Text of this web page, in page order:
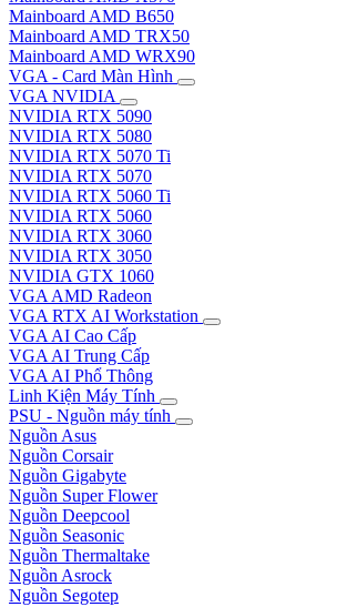
Mainboard AMD B650
Mainboard AMD TRX50
Mainboard AMD WRX90
VGA - Card Màn Hình
VGA NVIDIA
NVIDIA RTX 5090
NVIDIA RTX 5080
NVIDIA RTX 5070 Ti
NVIDIA RTX 5070
NVIDIA RTX 5060 Ti
NVIDIA RTX 5060
NVIDIA RTX 3060
NVIDIA RTX 3050
NVIDIA GTX 1060
VGA AMD Radeon
VGA RTX AI Workstation
VGA AI Cao Cấp
VGA AI Trung Cấp
VGA AI Phổ Thông
Linh Kiện Máy Tính
PSU - Nguồn máy tính
Nguồn Asus
Nguồn Corsair
Nguồn Gigabyte
Nguồn Super Flower
Nguồn Deepcool
Nguồn Seasonic
Nguồn Thermaltake
Nguồn Asrock
Nguồn Segotep